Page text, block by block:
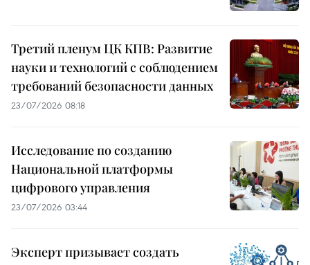
Третий пленум ЦК КПВ: Развитие
науки и технологий с соблюдением
требований безопасности данных
23/07/2026 08:18
Исследование по созданию
Национальной платформы
цифрового управления
23/07/2026 03:44
Эксперт призывает создать